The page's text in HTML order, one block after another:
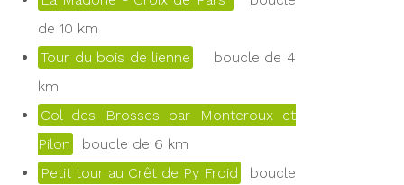
de 10 km
Tour du bois de lienne
boucle de 4
km
Col des Brosses par Monteroux et
Pilon
boucle de 6 km
Petit tour au Crêt de Py Froid
boucle